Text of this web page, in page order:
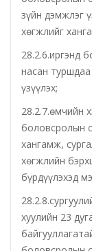
Мал
Хүнс,
Баян-
Орхон
шатны шүүх
Орхон
шатны шүүх
зүйн дэмжлэг
хөгжлийг
28.2.6.иргэнд
насан
үзүүлэх;
28.2.7.өмчийн
боловсролын
хангамж,
хөгжлийн
бүрдүүлэхэд
хуулийн 23